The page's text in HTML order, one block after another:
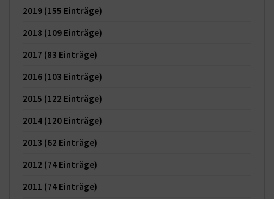
2019 (155 Einträge)
2018 (109 Einträge)
2017 (83 Einträge)
2016 (103 Einträge)
2015 (122 Einträge)
2014 (120 Einträge)
2013 (62 Einträge)
2012 (74 Einträge)
2011 (74 Einträge)